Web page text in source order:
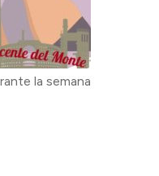
la semana